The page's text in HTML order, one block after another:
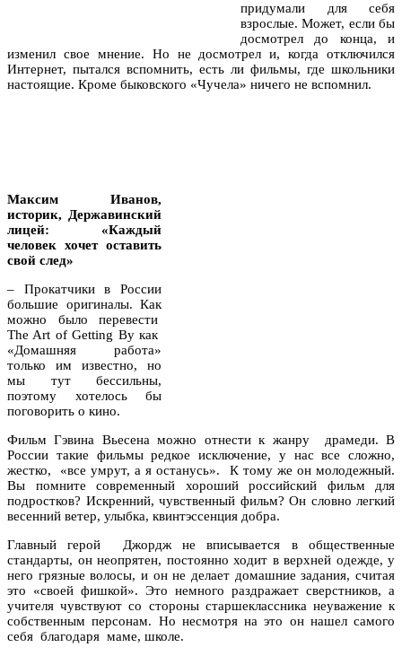
придумали для себя
взрослые. Может, если бы
досмотрел до конца, и
изменил свое мнение. Но не досмотрел и, когда отключился
Интернет, пытался вспомнить, есть ли фильмы, где школьники
настоящие. Кроме быковского «Чучела» ничего не вспомнил.
Максим Иванов,
историк, Державинский
лицей: «Каждый
человек хочет оставить
свой след»
– Прокатчики в России
большие оригиналы. Как
можно было перевести
The Art of Getting By как
«Домашняя работа»
только им известно, но
мы тут бессильны,
поэтому хотелось бы
поговорить о кино.
Фильм Гэвина Вьесена можно отнести к жанру драмеди. В
России такие фильмы редкое исключение, у нас все сложно,
жестко, «все умрут, а я останусь». К тому же он молодежный.
Вы помните современный хороший российский фильм для
подростков? Искренний, чувственный фильм? Он словно легкий
весенний ветер, улыбка, квинтэссенция добра.
Главный герой Джордж не вписывается в общественные
стандарты, он неопрятен, постоянно ходит в верхней одежде, у
него грязные волосы, и он не делает домашние задания, считая
это «своей фишкой». Это немного раздражает сверстников, а
учителя чувствуют со стороны старшеклассника неуважение к
собственным персонам. Но несмотря на это он нашел самого
себя благодаря маме, школе.